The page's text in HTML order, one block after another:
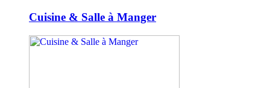
Cuisine & Salle à Manger